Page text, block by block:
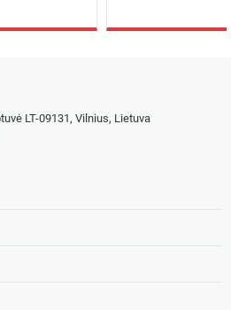
LT-09131, Vilnius, Lietuva